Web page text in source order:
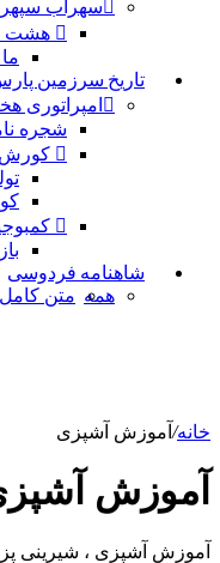
سهراب
هشت
تاریخ سرزمین
امپراتوری
شجره
کورش
شاهنامه فردوسی
همه متن
خانه/ آموزش آشپزی
آموزش
آموزش آشپزی ، شیرینی